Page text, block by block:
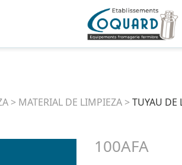
> MATERIAL DE LIMPIEZA >TUYAU DE
100AFA